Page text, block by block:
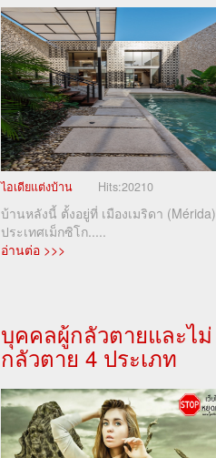
ไอเดียแต่งบ้าน Hits:20210
บ้านหลังนี้ ตั้งอยู่ที่ เมืองเมริดา (Mérida)
ประเทศเม็กซิโก.....
อ่านต่อ >>>
บุคคลผู้กลัวตายและไม่
กลัวตาย 4 ประเภท